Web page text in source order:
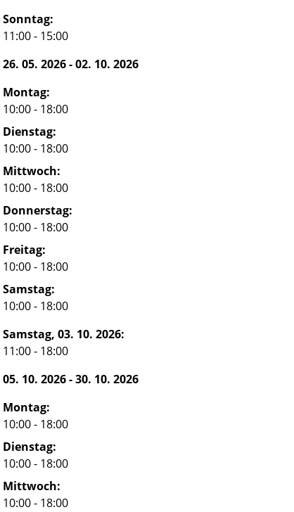
Sonntag:
11:00 - 15:00
26. 05. 2026-02. 10. 2026
Montag:
10:00 - 18:00
Dienstag:
10:00 - 18:00
Mittwoch:
10:00 - 18:00
Donnerstag:
10:00 - 18:00
Freitag:
10:00 - 18:00
Samstag:
10:00 - 18:00
Samstag, 03. 10. 2026:
11:00 - 18:00
05. 10. 2026-30. 10. 2026
Montag:
10:00 - 18:00
Dienstag:
10:00 - 18:00
Mittwoch:
10:00 - 18:00